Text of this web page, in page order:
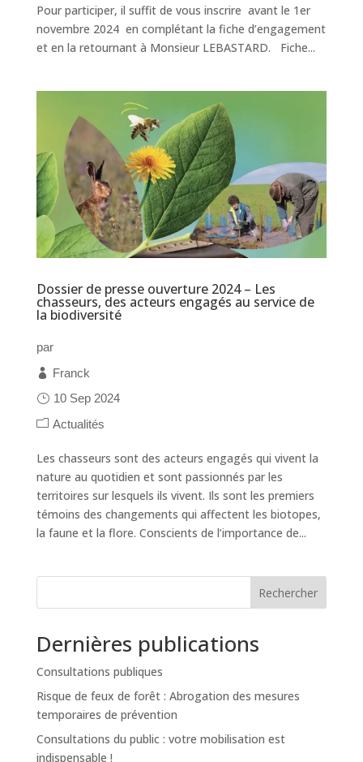
Pour participer, il suffit de vous inscrire avant le 1er
novembre 2024 en complétant la fiche d’engagement
et en la retournant à Monsieur LEBASTARD. Fiche...
Dossier de presse ouverture 2024 – Les
chasseurs, des acteurs engagés au service de
la biodiversité
par
Franck
10 Sep 2024
Actualités
Les chasseurs sont des acteurs engagés qui vivent la
nature au quotidien et sont passionnés par les
territoires sur lesquels ils vivent. Ils sont les premiers
témoins des changements qui affectent les biotopes,
la faune et la flore. Conscients de l’importance de...
Rechercher
Dernières publications
Consultations publiques
Risque de feux de forêt : Abrogation des mesures
temporaires de prévention
Consultations du public : votre mobilisation est
indispensable !